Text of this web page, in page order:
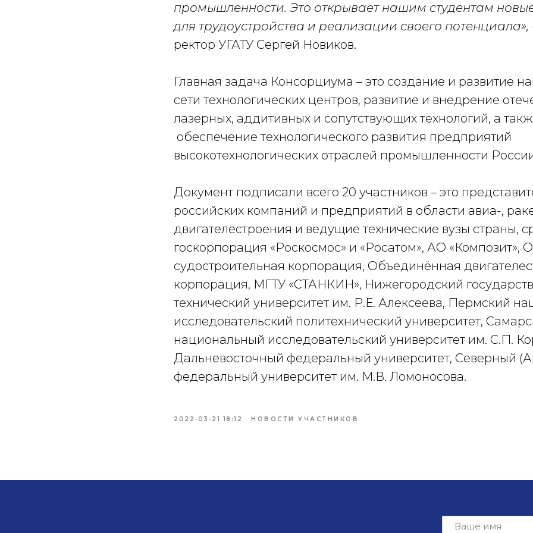
промышленности. Это открывает нашим студентам
для трудоустройства и реализации своего
ректор УГАТУ Сергей Новиков.
Главная задача Консорциума – это создание и развитие
сети технологических центров, развитие и внедрение
лазерных, аддитивных и сопутствующих технологий, а
обеспечение технологического развития предприятий
высокотехнологических отраслей промышленности
Документ подписали всего 20 участников – это
российских компаний и предприятий в области авиа-,
двигателестроения и ведущие технические вузы страны,
госкорпорация «Роскосмос» и «Росатом», АО «Композит»,
судостроительная корпорация, Объединённая
корпорация, МГТУ «СТАНКИН», Нижегородский
технический университет им. Р.Е. Алексеева, Пермский
исследовательский политехнический университет,
национальный исследовательский университет им. С.П.
Дальневосточный федеральный университет, Северный
федеральный университет им. М.В. Ломоносова.
2022-03-21 18:12 НОВОСТИ УЧАСТНИКОВ